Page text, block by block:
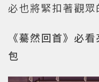
必也將緊扣著觀眾
《驀然回首》必
包